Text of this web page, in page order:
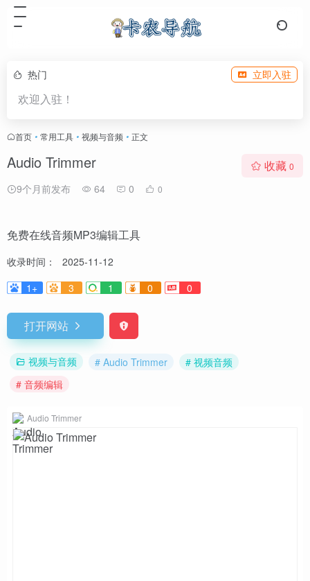
热门 立即入驻
欢迎入驻！
首页 • 常用工具 • 视频与音频 • 正文
Audio Trimmer
9个月前发布 64 0 0
收藏 0
免费在线音频MP3编辑工具
收录时间：
2025-11-12
1+
3 1 0 0
打开网站
视频与音频 # Audio Trimmer
# 视频音频
# 音频编辑
Audio Trimmer